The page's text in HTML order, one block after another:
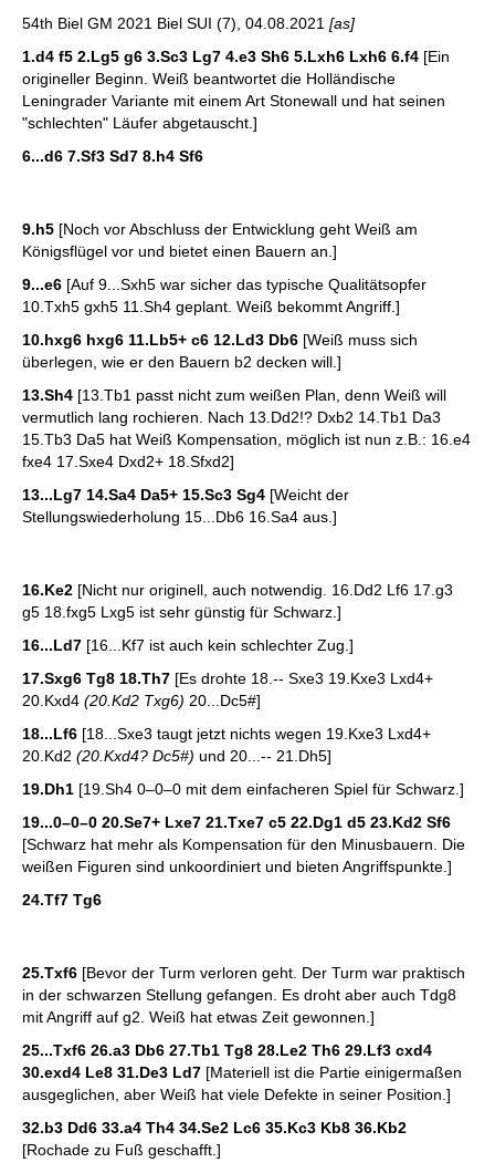
54th Biel GM 2021 Biel SUI (7), 04.08.2021 [as]
1.d4 f5 2.Lg5 g6 3.Sc3 Lg7 4.e3 Sh6 5.Lxh6 Lxh6 6.f4 [Ein
origineller Beginn. Weiß beantwortet die Holländische
Leningrader Variante mit einem Art Stonewall und hat seinen
"schlechten" Läufer abgetauscht.]
6...d6 7.Sf3 Sd7 8.h4 Sf6
9.h5 [Noch vor Abschluss der Entwicklung geht Weiß am
Königsflügel vor und bietet einen Bauern an.]
9...e6 [Auf 9...Sxh5 war sicher das typische Qualitätsopfer
10.Txh5 gxh5 11.Sh4 geplant. Weiß bekommt Angriff.]
10.hxg6 hxg6 11.Lb5+ c6 12.Ld3 Db6 [Weiß muss sich
überlegen, wie er den Bauern b2 decken will.]
13.Sh4 [13.Tb1 passt nicht zum weißen Plan, denn Weiß will
vermutlich lang rochieren. Nach 13.Dd2!? Dxb2 14.Tb1 Da3
15.Tb3 Da5 hat Weiß Kompensation, möglich ist nun z.B.: 16.e4
fxe4 17.Sxe4 Dxd2+ 18.Sfxd2]
13...Lg7 14.Sa4 Da5+ 15.Sc3 Sg4 [Weicht der
Stellungswiederholung 15...Db6 16.Sa4 aus.]
16.Ke2 [Nicht nur originell, auch notwendig. 16.Dd2 Lf6 17.g3
g5 18.fxg5 Lxg5 ist sehr günstig für Schwarz.]
16...Ld7 [16...Kf7 ist auch kein schlechter Zug.]
17.Sxg6 Tg8 18.Th7 [Es drohte 18.-- Sxe3 19.Kxe3 Lxd4+
20.Kxd4 (20.Kd2 Txg6) 20...Dc5#]
18...Lf6 [18...Sxe3 taugt jetzt nichts wegen 19.Kxe3 Lxd4+
20.Kd2 (20.Kxd4? Dc5#) und 20...-- 21.Dh5]
19.Dh1 [19.Sh4 0–0–0 mit dem einfacheren Spiel für Schwarz.]
19...0–0–0 20.Se7+ Lxe7 21.Txe7 c5 22.Dg1 d5 23.Kd2 Sf6
[Schwarz hat mehr als Kompensation für den Minusbauern. Die
weißen Figuren sind unkoordiniert und bieten Angriffspunkte.]
24.Tf7 Tg6
25.Txf6 [Bevor der Turm verloren geht. Der Turm war praktisch
in der schwarzen Stellung gefangen. Es droht aber auch Tdg8
mit Angriff auf g2. Weiß hat etwas Zeit gewonnen.]
25...Txf6 26.a3 Db6 27.Tb1 Tg8 28.Le2 Th6 29.Lf3 cxd4
30.exd4 Le8 31.De3 Ld7 [Materiell ist die Partie einigermaßen
ausgeglichen, aber Weiß hat viele Defekte in seiner Position.]
32.b3 Dd6 33.a4 Th4 34.Se2 Lc6 35.Kc3 Kb8 36.Kb2
[Rochade zu Fuß geschafft.]